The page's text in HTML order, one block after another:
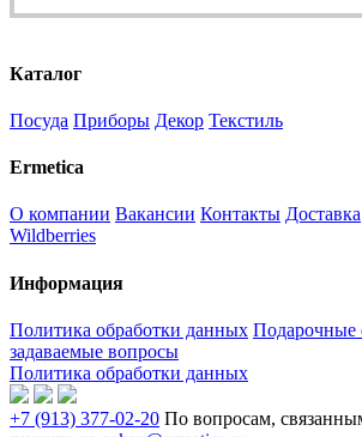
Каталог
Посуда Приборы Декор Текстиль
Ermetica
О компании Вакансии Контакты Доставка
Wildberries
Информация
Политика обработки данных Подарочные
задаваемые вопросы
Политика обработки данных
+7 (913) 377-02-20 По вопросам,